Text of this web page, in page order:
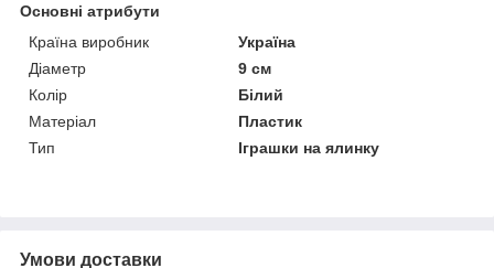
Основні атрибути
Країна виробник
Україна
Діаметр
9 см
Колір
Білий
Матеріал
Пластик
Тип
Іграшки на ялинку
Умови доставки